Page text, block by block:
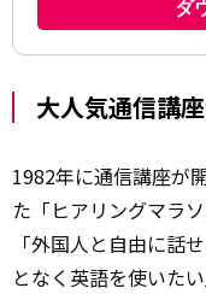
大人気通信講
1982年に通信講座が
た「ヒアリングマラソ
「外国人と自由に話
となく英語を使いた